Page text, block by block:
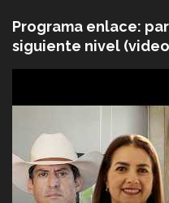
Programa enlace:
siguiente nivel